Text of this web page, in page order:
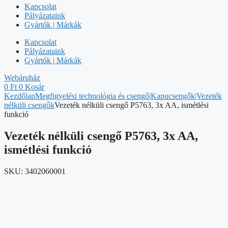
Kapcsolat
Pályázataink
Gyártók | Márkák
Kapcsolat
Pályázataink
Gyártók | Márkák
Webáruház
0 Ft 0 Kosár
KezdőlapMegfigyelési technológia és csengő|Kapucsengők|Vezeték
nélküli csengőkVezeték nélküli csengő P5763, 3x AA, ismétlési
funkció
Vezeték nélküli csengő P5763, 3x AA,
ismétlési funkció
SKU: 3402060001